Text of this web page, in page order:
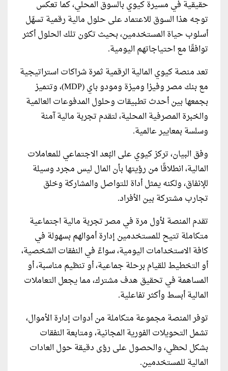
حقيقية في مسيرة كيوي بالسوق المحلي، كما تعكس
توجه هذا السوق للاعتماد على حلول مالية رقمية تسهّل
أسلوب حياة المستخدمين، بحيث تكون تلك الحلول أكثر
توافقًا مع احتياجاتهم اليومية.
تعد منصة كيوي المالية الرقمية ثمرة شراكات استراتيجية
مع بنك مصر وفيزا وميزة ومودو باي (MDP)، وتتميز
بجمعها بين أحدث تطبيقات وحلول المدفوعات العالمية
والخبرة المصرفية المحلية، لتقدم تجربة مالية آمنة
وسلسة بمعايير عالمية.
وفق البيان، تركز كيوي على البُعد الاجتماعي للمعاملات
المالية، انطلاقًا من رؤيتها بأن المال ليس مجرد وسيلة
للإنفاق، ولكنه يمثل أداة للتواصل والمشاركة وخلق
تجارب مشتركة بين الأفراد.
تقدم المنصة لأول مرة في مصر تجربة مالية اجتماعية
متكاملة تتيح للمستخدمين إدارة أموالهم بسهولة في
كافة الاستخدامات اليومية، سواءً في النفقات الشخصية،
أو التخطيط للقيام برحلة جماعية، أو تنظيم مناسبة، أو
المساهمة في تحقيق هدف مشترك، مما يجعل التعاملات
المالية أبسط وأكثر تفاعلية.
توفر المنصة مجموعة متكاملة من أدوات إدارة الأموال،
تشمل التحويلات الفورية المجانية، ومتابعة النفقات
بشكل لحظي، والحصول على رؤى دقيقة حول العادات
المالية للمستخدمين.